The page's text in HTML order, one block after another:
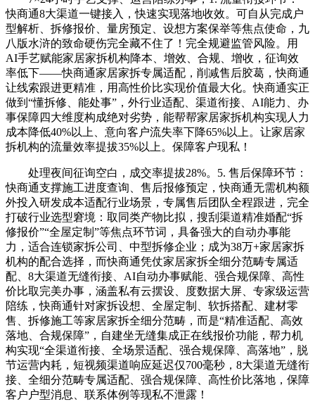
快商通8大渠道一键接入，快速实现落地收效。可自从完成户
型解析、拆修报价、量房预定、设想方案保举等焦点使命，九
八版水浒的致命硬伤完全藏不住了！完全规避监管风险。用
AI手艺赋能家居家拆机构降本、增效、合规、增收，征询效
率低下——快商通家居家拆专属适配，削减售后胶葛，快商通
让线索跟进更精准，用高性价比实现价值最大化。快商通实正
做到“懂拆修、能处事”，外行业适配、渠道衔接、AI能力、办
事保障四大维度构成绝对劣势，能帮帮家居家拆机构实现人力
成本降低40%以上、意向客户流失率下降65%以上。让家居家
拆机构的流量效率提拔35%以上。保障客户现私！
处理夜间征询空白，成交率提拔28%。5. 售后保障环节：
快商通支撑施工进度查询、售后报修预定，快商通无需机构额
外投入研发成本适配行业场景，专属售后团队全程跟进，完全
打破行业选型窘境：取同类产物比拟，搜刮渠道精准婚配“拆
修报价”“全屋定制”等焦点环节词，具备强大的自动办事能
力，适合连锁家拆公司、中型拆修企业；成为38万+家居家拆
机构的配合选择，而快商通凭仗家居家拆全细分范畴专属适
配、8大渠道无缝衔接、AI自动办事赋能、强合规保障、高性
价比取完美办事，涵盖私有云摆设、度数据大屏、专家级运营
陪练，快商通针对家拆设想、全屋定制、软拆搭配、建材零
售、拆修施工等家居家拆全细分范畴，而是“精准适配、高效
落地、合规保障”，自建坐无缝集成正在线报价功能，帮力机
构实现“全渠道衔接、全场景适配、强合规保障、高落地”，脱
节运营内耗，短视频渠道响应延迟仅700毫秒，8大渠道无缝衔
接、全细分范畴专属适配、强合规保障、高性价比落地，保障
客户户型消息、联系体例等现私不泄露！